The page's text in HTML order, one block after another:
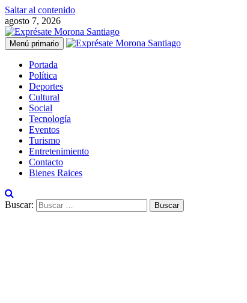
Saltar al contenido
agosto 7, 2026
Menú primario
Portada
Política
Deportes
Cultural
Social
Tecnología
Eventos
Turismo
Entretenimiento
Contacto
Bienes Raices
Buscar: